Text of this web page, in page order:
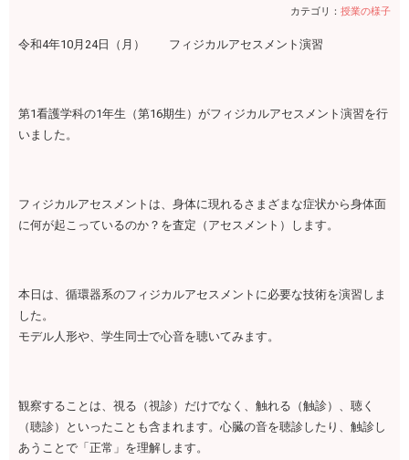
カテゴリ： 授業の様子
令和4年10月24日（月） フィジカルアセスメント演習
第1看護学科の1年生（第16期生）がフィジカルアセスメント演習を行
いました。
フィジカルアセスメントは、身体に現れるさまざまな症状から身体面
に何が起こっているのか？を査定（アセスメント）します。
本日は、循環器系のフィジカルアセスメントに必要な技術を演習しま
した。
モデル人形や、学生同士で心音を聴いてみます。
観察することは、視る（視診）だけでなく、触れる（触診）、聴く
（聴診）といったことも含まれます。心臓の音を聴診したり、触診し
あうことで「正常」を理解します。